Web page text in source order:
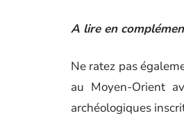
A lire en
Ne ratez pas
au Moyen-Orient
archéologiques